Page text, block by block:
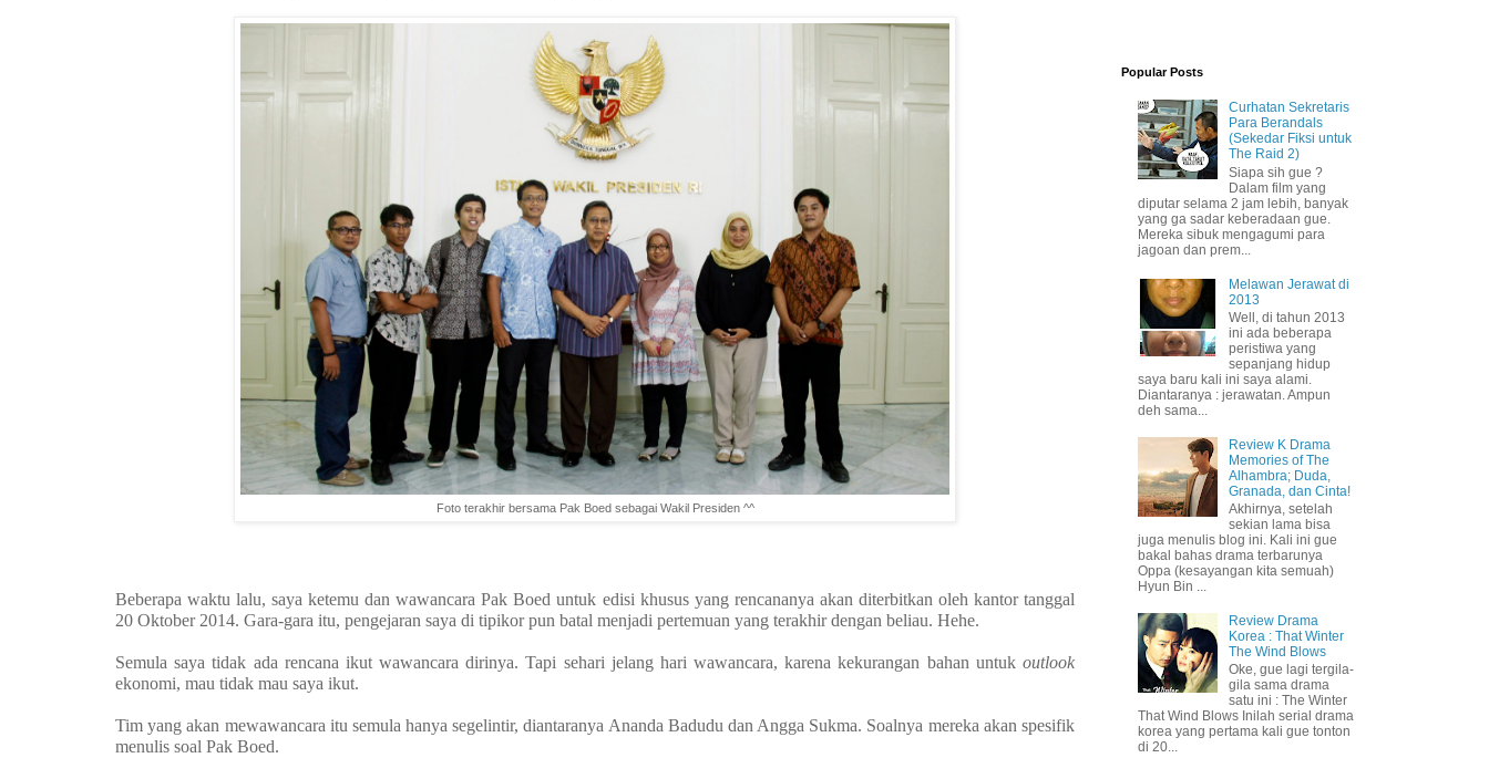
Foto terakhir bersama Pak Boed sebagai Wakil Presiden ^^
Beberapa waktu lalu, saya ketemu dan wawancara Pak Boed untuk edisi khusus yang rencananya akan diterbitkan oleh kantor tanggal
20 Oktober 2014. Gara-gara itu, pengejaran saya di tipikor pun batal menjadi pertemuan yang terakhir dengan beliau. Hehe.
Semula saya tidak ada rencana ikut wawancara dirinya. Tapi sehari jelang hari wawancara, karena kekurangan bahan untuk outlook
ekonomi, mau tidak mau saya ikut.
Tim yang akan mewawancara itu semula hanya segelintir, diantaranya Ananda Badudu dan Angga Sukma. Soalnya mereka akan spesifik
menulis soal Pak Boed.
Popular Posts
Curhatan Sekretaris
Para Berandals
(Sekedar Fiksi untuk
The Raid 2)
Siapa sih gue ?
Dalam film yang
diputar selama 2 jam lebih, banyak
yang ga sadar keberadaan gue.
Mereka sibuk mengagumi para
jagoan dan prem...
Melawan Jerawat di
2013
Well, di tahun 2013
ini ada beberapa
peristiwa yang
sepanjang hidup
saya baru kali ini saya alami.
Diantaranya : jerawatan. Ampun
deh sama...
Review K Drama
Memories of The
Alhambra; Duda,
Granada, dan Cinta!
Akhirnya, setelah
sekian lama bisa
juga menulis blog ini. Kali ini gue
bakal bahas drama terbarunya
Oppa (kesayangan kita semuah)
Hyun Bin ...
Review Drama
Korea : That Winter
The Wind Blows
Oke, gue lagi tergila-
gila sama drama
satu ini : The Winter
That Wind Blows Inilah serial drama
korea yang pertama kali gue tonton
di 20...